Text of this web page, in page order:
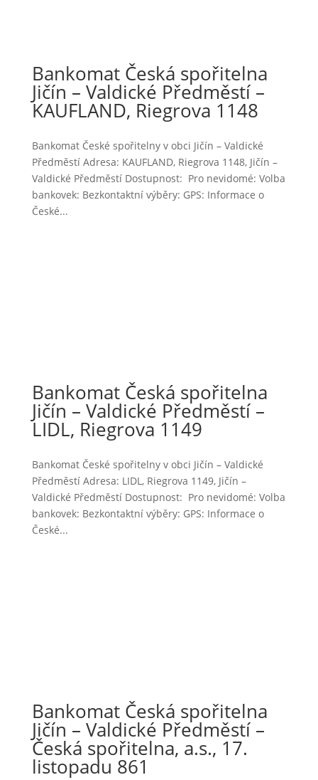
Bankomat Česká spořitelna
Jičín – Valdické Předměstí –
KAUFLAND, Riegrova 1148
Bankomat České spořitelny v obci Jičín – Valdické
Předměstí Adresa: KAUFLAND, Riegrova 1148, Jičín –
Valdické Předměstí Dostupnost: Pro nevidomé: Volba
bankovek: Bezkontaktní výběry: GPS: Informace o
České...
Bankomat Česká spořitelna
Jičín – Valdické Předměstí –
LIDL, Riegrova 1149
Bankomat České spořitelny v obci Jičín – Valdické
Předměstí Adresa: LIDL, Riegrova 1149, Jičín –
Valdické Předměstí Dostupnost: Pro nevidomé: Volba
bankovek: Bezkontaktní výběry: GPS: Informace o
České...
Bankomat Česká spořitelna
Jičín – Valdické Předměstí –
Česká spořitelna, a.s., 17.
listopadu 861